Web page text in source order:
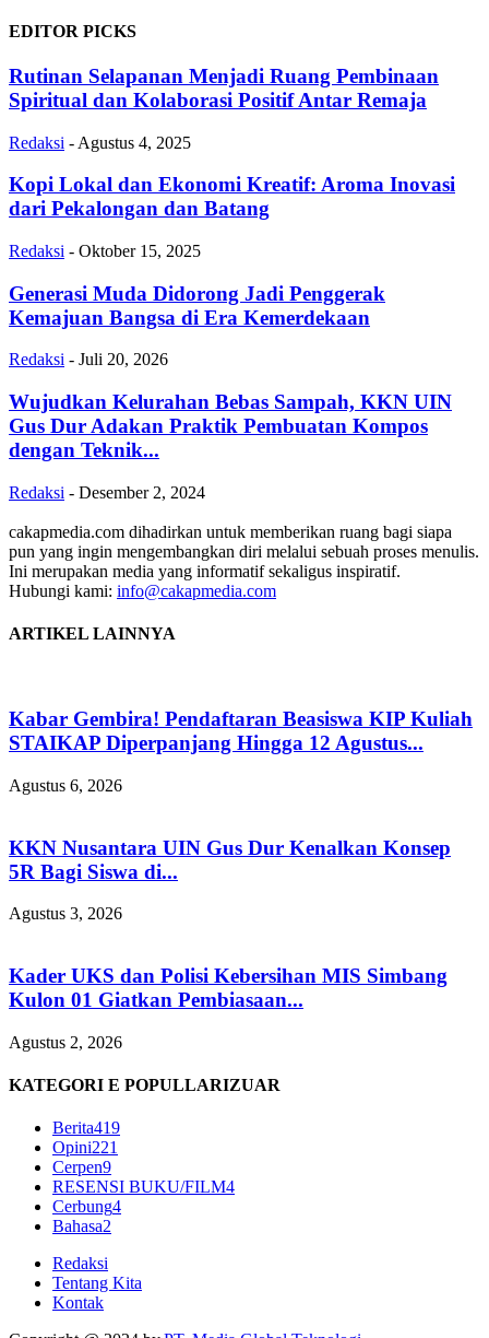
EDITOR PICKS
Rutinan Selapanan Menjadi Ruang Pembinaan
Spiritual dan Kolaborasi Positif Antar Remaja
Redaksi - Agustus 4, 2025
Kopi Lokal dan Ekonomi Kreatif: Aroma Inovasi
dari Pekalongan dan Batang
Redaksi - Oktober 15, 2025
Generasi Muda Didorong Jadi Penggerak
Kemajuan Bangsa di Era Kemerdekaan
Redaksi - Juli 20, 2026
Wujudkan Kelurahan Bebas Sampah, KKN UIN
Gus Dur Adakan Praktik Pembuatan Kompos
dengan Teknik...
Redaksi - Desember 2, 2024
cakapmedia.com dihadirkan untuk memberikan ruang bagi siapa
pun yang ingin mengembangkan diri melalui sebuah proses menulis.
Ini merupakan media yang informatif sekaligus inspiratif.
Hubungi kami: info@cakapmedia.com
ARTIKEL LAINNYA
Kabar Gembira! Pendaftaran Beasiswa KIP Kuliah
STAIKAP Diperpanjang Hingga 12 Agustus...
Agustus 6, 2026
KKN Nusantara UIN Gus Dur Kenalkan Konsep
5R Bagi Siswa di...
Agustus 3, 2026
Kader UKS dan Polisi Kebersihan MIS Simbang
Kulon 01 Giatkan Pembiasaan...
Agustus 2, 2026
KATEGORI E POPULLARIZUAR
Berita419
Opini221
Cerpen9
RESENSI BUKU/FILM4
Cerbung4
Bahasa2
Redaksi
Tentang Kita
Kontak